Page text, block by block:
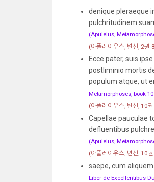
denique pleraeque
pulchritudinem
(Apuleius,
(아풀레이우스, 변신, 2권
Ecce pater, suis
postliminio mortis
populum atque, ut
Metamorphoses, book
(아풀레이우스, 변신, 10
Capellae pauculae
defluentibus
(Apuleius,
(아풀레이우스, 변신, 10
saepe, cum
Liber de Excellentibus